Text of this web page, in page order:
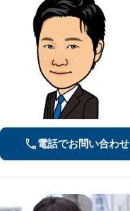
電話でお問い合わせ